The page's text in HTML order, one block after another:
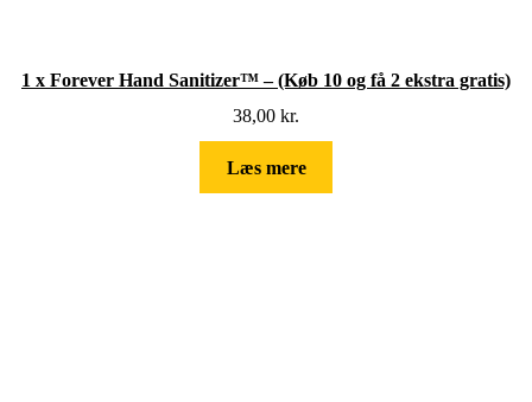
1 x Forever Hand Sanitizer™ – (Køb 10 og få 2 ekstra gratis)
38,00 kr.
Læs mere